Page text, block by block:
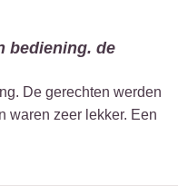
bediening. de
De gerechten werden
waren zeer lekker. Een